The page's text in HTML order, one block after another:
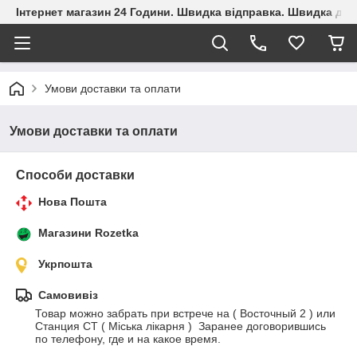
Інтернет магазин 24 Години. Швидка відправка. Швидка
Умови доставки та оплати
Умови доставки та оплати
Способи доставки
Нова Пошта
Магазини Rozetka
Укрпошта
Самовивіз
Товар можно забрать при встрече на ( Восточный 2 ) или
Станция СТ ( Мiська лiкарня )  Заранее договорившись
по телефону, где и на какое время.